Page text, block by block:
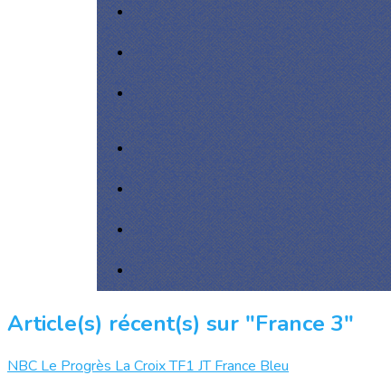
Article(s) récent(s) sur "France 3"
NBC Le Progrès La CroixTF1 JTFrance Bleu